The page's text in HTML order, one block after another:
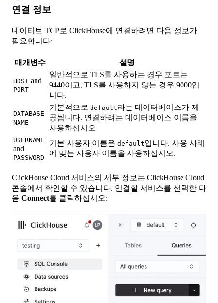
연결 정보
네이티브 TCP로 ClickHouse에 연결하려면 다음 정보가
필요합니다:
매개변수 설명
HOST and
PORT
일반적으로 TLS를 사용하는 경우 포트는
9440이고, TLS를 사용하지 않는 경우 9000입
니다.
DATABASE
NAME
기본적으로 default라는 데이터베이스가 제
공됩니다. 연결하려는 데이터베이스 이름을
사용하십시오.
USERNAME
and
PASSWORD
기본 사용자 이름은 default입니다. 사용 사례
에 맞는 사용자 이름을 사용하십시오.
ClickHouse Cloud 서비스의 세부 정보는 ClickHouse Cloud
콘솔에서 확인할 수 있습니다. 연결할 서비스를 선택한 다
음 Connect를 클릭하십시오: